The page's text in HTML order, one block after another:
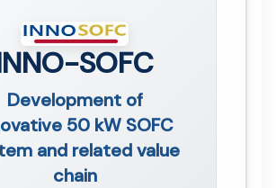
SOFC
Development of
50 kW SOFC
and related value
chain